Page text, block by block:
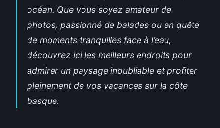
océan. Que vous soyez amateur de
photos, passionné de balades ou en quête
de moments tranquilles face à l’eau,
découvrez ici les meilleurs endroits pour
admirer un paysage inoubliable et profiter
pleinement de vos vacances sur la côte
basque.